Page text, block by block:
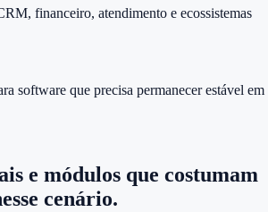
financeiro, atendimento e ecossistemas
software que precisa permanecer estável em
e módulos que costumam
cenário.